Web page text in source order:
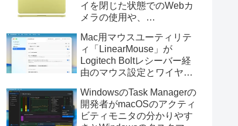
イを閉じた状態でのWebカ
メラの使用や、
利用しMacBook Neoを復元
する際の安定性が向上。
Mac用マウスユーティリテ
ィ「LinearMouse」が
Logitech Boltレシーバー経
由のマウス設定とワイヤレ
ックボールに対応。
WindowsのTask Managerの
開発者がmacOSのアクティ
ビティモニタの分かりやす